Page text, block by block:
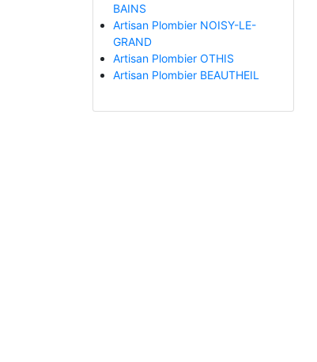
BAINS
Artisan Plombier NOISY-LE-
GRAND
Artisan Plombier OTHIS
Artisan Plombier BEAUTHEIL